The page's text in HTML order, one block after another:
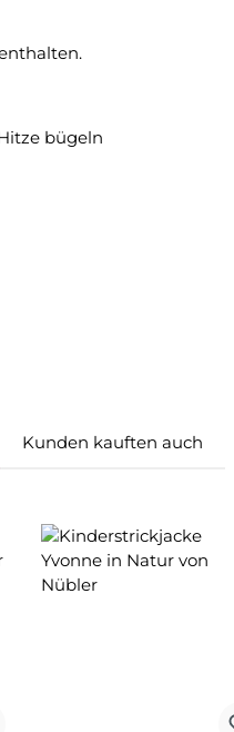
bügeln
Kunden kauften auch